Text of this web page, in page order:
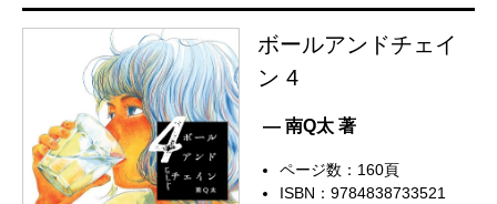
ボールアンドチェイ
ン 4
— 南Q太 著
ページ数：160頁
ISBN：9784838733521